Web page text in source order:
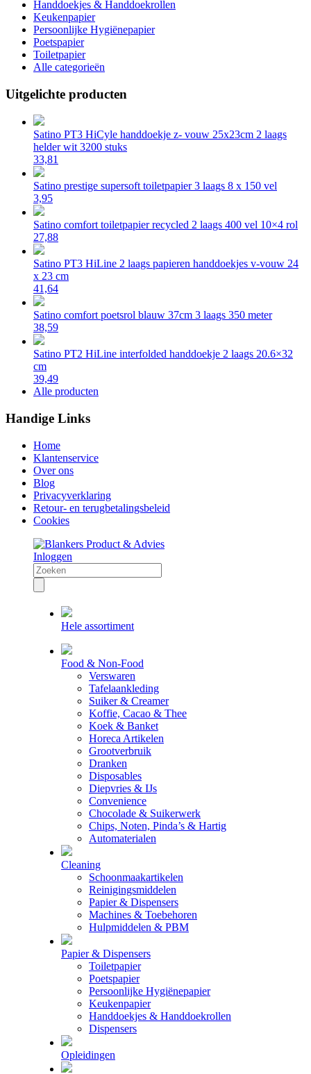
Handdoekjes & Handdoekrollen
Keukenpapier
Persoonlijke Hygiënepapier
Poetspapier
Toiletpapier
Alle categorieën
Uitgelichte producten
Satino PT3 HiCyle handdoekje z- vouw 25x23cm 2 laags
helder wit 3200 stuks
33,81
Satino prestige supersoft toiletpapier 3 laags 8 x 150 vel
3,95
Satino comfort toiletpapier recycled 2 laags 400 vel 10×4 rol
27,88
Satino PT3 HiLine 2 laags papieren handdoekjes v-vouw 24
x 23 cm
41,64
Satino comfort poetsrol blauw 37cm 3 laags 350 meter
38,59
Satino PT2 HiLine interfolded handdoekje 2 laags 20.6×32
cm
39,49
Alle producten
Handige Links
Home
Klantenservice
Over ons
Blog
Privacyverklaring
Retour- en terugbetalingsbeleid
Cookies
Inloggen
Hele assortiment
Food & Non-Food
Verswaren
Tafelaankleding
Suiker & Creamer
Koffie, Cacao & Thee
Koek & Banket
Horeca Artikelen
Grootverbruik
Dranken
Disposables
Diepvries & IJs
Convenience
Chocolade & Suikerwerk
Chips, Noten, Pinda’s & Hartig
Automaterialen
Cleaning
Schoonmaakartikelen
Reinigingsmiddelen
Papier & Dispensers
Machines & Toebehoren
Hulpmiddelen & PBM
Papier & Dispensers
Toiletpapier
Poetspapier
Persoonlijke Hygiënepapier
Keukenpapier
Handdoekjes & Handdoekrollen
Dispensers
Opleidingen